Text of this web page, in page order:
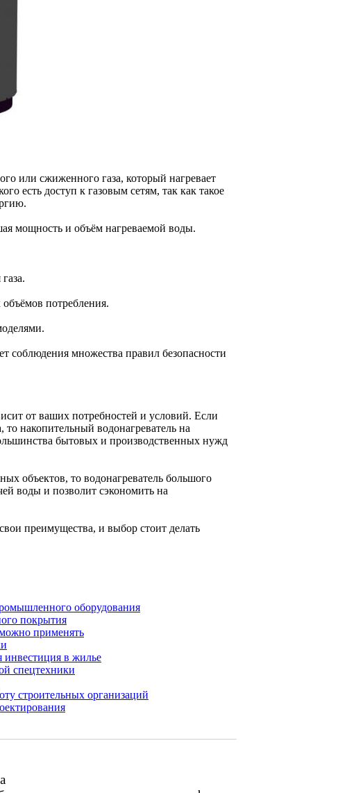
или сжиженного газа, который нагревает
есть доступ к газовым сетям, так как такое
мощность и объём нагреваемой воды.
потребления.
соблюдения множества правил безопасности
от ваших потребностей и условий. Если
накопительный водонагреватель на
бытовых и производственных нужд
объектов, то водонагреватель большого
воды и позволит сэкономить на
преимущества, и выбор стоит делать
оборудования
покрытия
применять
инвестиция в жилье
спецтехники
строительных организаций